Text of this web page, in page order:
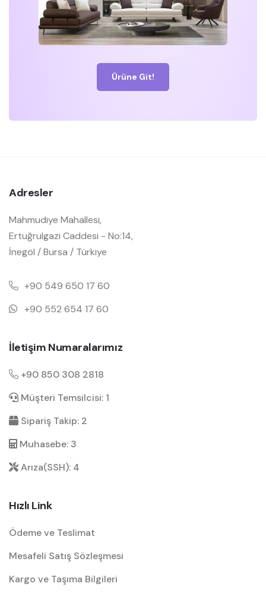
Ürüne Git!
Adresler
Mahmudiye Mahallesi,
Ertuğrulgazi Caddesi - No:14,
İnegöl / Bursa / Türkiye
+90 549 650 17 60
+90 552 654 17 60
İletişim Numaralarımız
+90 850 308 2818
Müşteri Temsilcisi: 1
Sipariş Takip: 2
Muhasebe: 3
Arıza(SSH): 4
Hızlı Link
Ödeme ve Teslimat
Mesafeli Satış Sözleşmesi
Kargo ve Taşıma Bilgileri